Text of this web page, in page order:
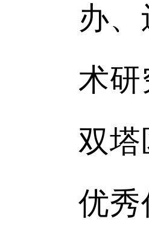
办
术研
双
优秀